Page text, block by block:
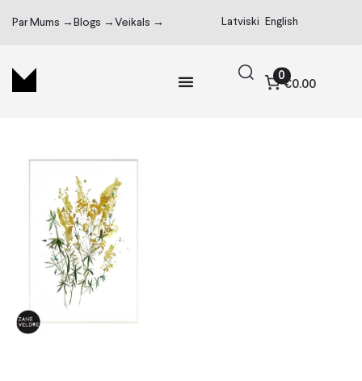
Par Mums → Blogs → Veikals → Latviski English
0
€0.00